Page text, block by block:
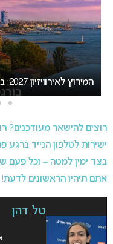
המירוץ לאירוויזיון 2027: בורגס בדרך לחטוף לסופיה את האירוח
רוצים להישאר מעודכנים?
ישירות לטלפון הנייד
בצד ימין למטה – וכל פעם
אתם תיהיו הראשונים לדעת!
טל דהן